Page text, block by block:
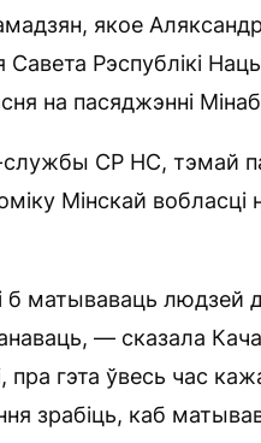
якое
Рэспублікі
на пасяджэнні
СР НС, тэмай
Мінскай вобласці
б матываваць
— сказала
гэта ўвесь час
зрабіць, каб